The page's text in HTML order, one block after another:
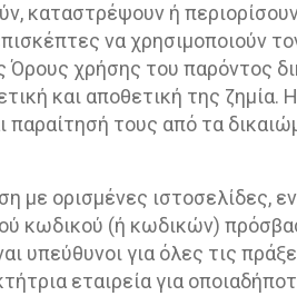
καταστρέψουν ή
να χρησιμοποιούν
χρήσης του παρόντος
και αποθετική της
τους από τα
με ορισμένες ιστοσελίδες,
κωδικού (ή κωδικών)
υπεύθυνοι για όλες τις
εταιρεία για